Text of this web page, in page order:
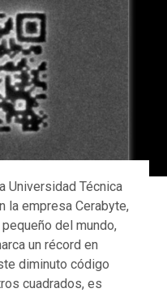
Universidad Técnica
la empresa Cerabyte,
del mundo,
un récord en
diminuto código
cuadrados, es